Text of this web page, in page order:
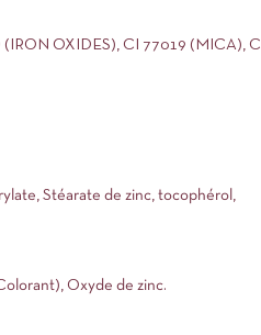
OXIDES), CI 77019 (MICA), CI
Stéarate de zinc, tocophérol,
Oxyde de zinc.